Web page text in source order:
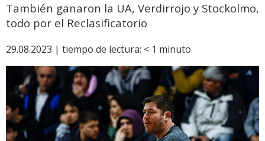
También ganaron la UA, Verdirrojo y Stockolmo,
todo por el Reclasificatorio
29.08.2023 | tiempo de lectura: < 1 minuto